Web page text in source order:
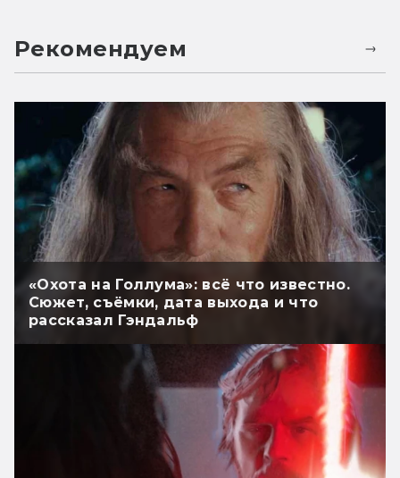
Рекомендуем
«Охота на Голлума»: всё что известно.
Сюжет, съёмки, дата выхода и что
рассказал Гэндальф